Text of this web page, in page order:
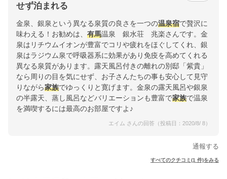
せず泊まれる
金泉、銀泉という異なる泉質の良さを一つの温泉宿で贅沢に
味わえる！お勧めは、 有馬温泉 銀水荘 兆楽さんです。金
泉はリチウムイオンが豊富でコリや疲れをほぐしてくれ、銀
泉はラジウム泉で呼吸器系に効果があり免疫を高めてくれる
異なる泉質があります。露天風呂付きの離れの別邸「紫貴」
なら周りの目を気にせず、お子さんたちの事も安心して見守
りながら家族でゆっくりと寛げます。金泉の露天風呂や銀泉
の半露天、蒸し風呂などバリエーションも豊富で家族で温泉
を満喫するには最高のお部屋ですよ♪
エイム さんの回答（投稿日：2020/8/ 8）
通報する
すべてのクチコミ(1 件)をみる